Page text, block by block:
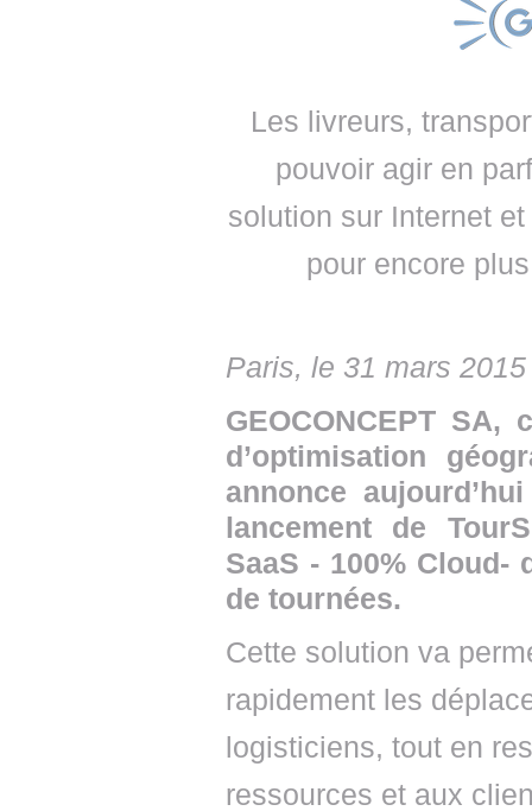
👉 PLANNING EDITORIAL
•
•
👉
Les livreurs,
pouvoir agir en
solution sur Internet
pour encore
Paris, le 31 mars 2015
GEOCONCEPT
d’optimisation
annonce
lancement de
SaaS - 100% Cloud-
de tournées.
Cette solution va
rapidement les
logisticiens, tout en
ressources et aux